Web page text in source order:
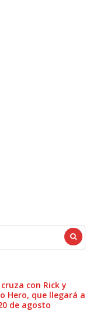
con Rick y
Hero, que llegará a
de agosto